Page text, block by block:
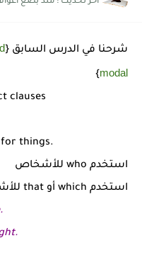
شرحنا في الدرس السابق {
modal
}
clauses
for things.
استخدم who للأشخاص
استخدم which أو that للأشياء